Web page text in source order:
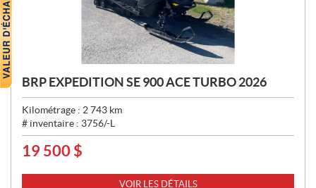
BRP EXPEDITION SE 900 ACE TURBO 2026
Kilométrage : 2 743 km
# inventaire : 3756/-L
P
19 500 $
VOIR LES DÉTAILS